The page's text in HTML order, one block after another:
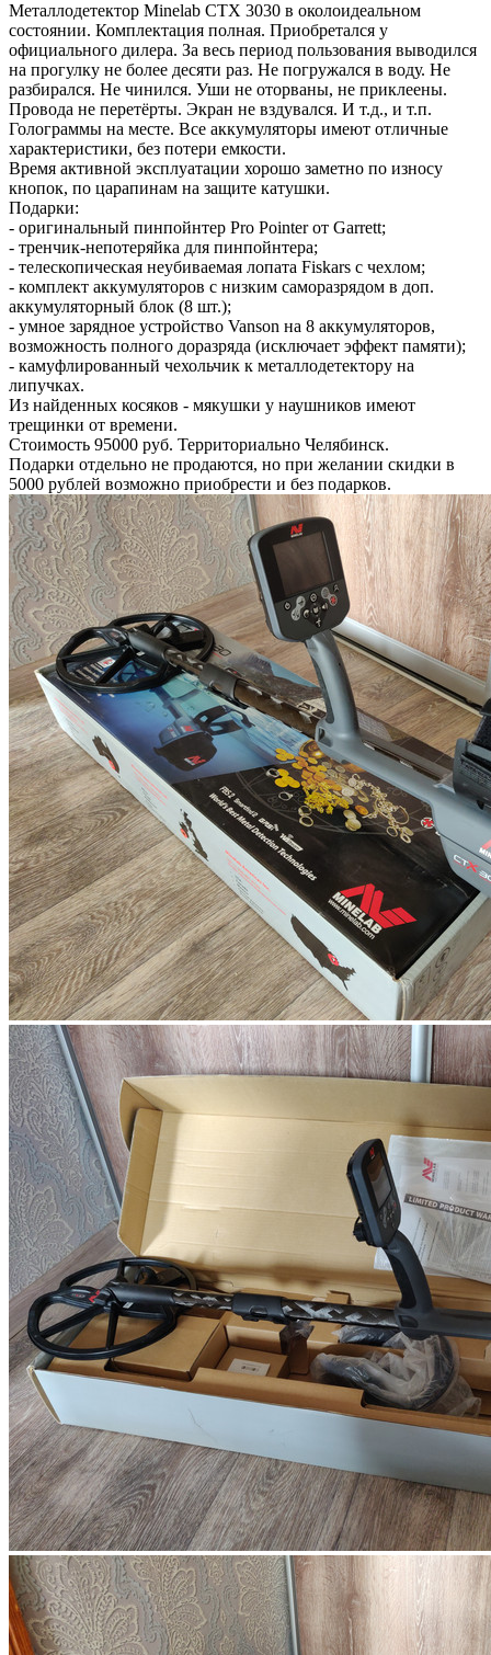
Металлодетектор Minelab CTX 3030 в околоидеальном
состоянии. Комплектация полная. Приобретался у
официального дилера. За весь период пользования выводился
на прогулку не более десяти раз. Не погружался в воду. Не
разбирался. Не чинился. Уши не оторваны, не приклеены.
Провода не перетёрты. Экран не вздувался. И т.д., и т.п.
Голограммы на месте. Все аккумуляторы имеют отличные
характеристики, без потери емкости.
Время активной эксплуатации хорошо заметно по износу
кнопок, по царапинам на защите катушки.
Подарки:
- оригинальный пинпойнтер Pro Pointer от Garrett;
- тренчик-непотеряйка для пинпойнтера;
- телескопическая неубиваемая лопата Fiskars с чехлом;
- комплект аккумуляторов с низким саморазрядом в доп.
аккумуляторный блок (8 шт.);
- умное зарядное устройство Vanson на 8 аккумуляторов,
возможность полного доразряда (исключает эффект памяти);
- камуфлированный чехольчик к металлодетектору на
липучках.
Из найденных косяков - мякушки у наушников имеют
трещинки от времени.
Стоимость 95000 руб. Территориально Челябинск.
Подарки отдельно не продаются, но при желании скидки в
5000 рублей возможно приобрести и без подарков.